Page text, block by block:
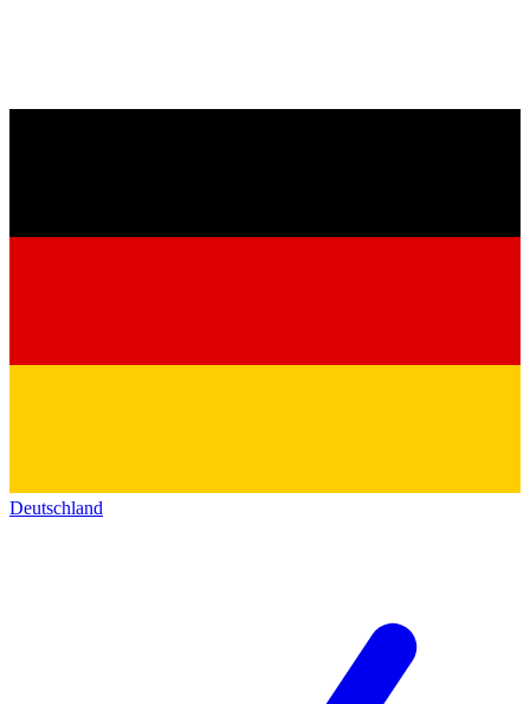
Deutschland